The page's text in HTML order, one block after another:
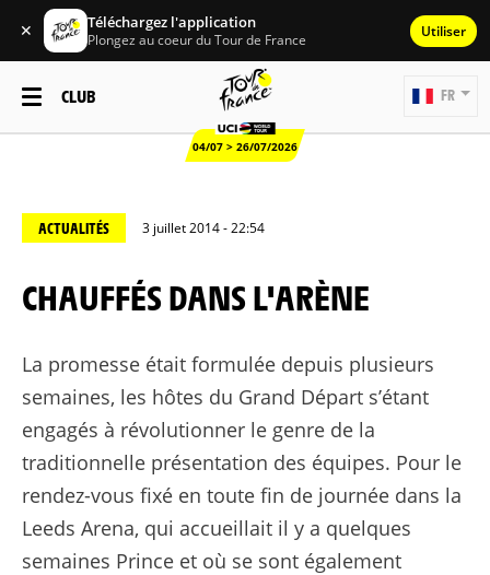
✕ Téléchargez l'application
Plongez au coeur du Tour de France Utiliser
CLUB
04/07 > 26/07/2026
FR
ACTUALITÉS 3 juillet 2014 - 22:54
CHAUFFÉS DANS L'ARÈNE
La promesse était formulée depuis plusieurs
semaines, les hôtes du Grand Départ s’étant
engagés à révolutionner le genre de la
traditionnelle présentation des équipes. Pour le
rendez-vous fixé en toute fin de journée dans la
Leeds Arena, qui accueillait il y a quelques
semaines Prince et où se sont également